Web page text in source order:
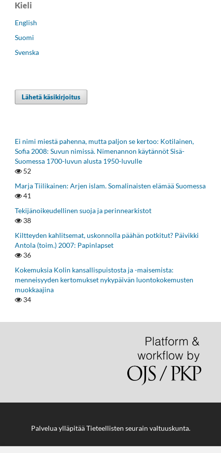
Kieli
English
Suomi
Svenska
Lähetä käsikirjoitus
Ei nimi miestä pahenna, mutta paljon se kertoo: Kotilainen,
Sofia 2008: Suvun nimissä. Nimenannon käytännöt Sisä-
Suomessa 1700-luvun alusta 1950-luvulle
52
Marja Tiilikainen: Arjen islam. Somalinaisten elämää Suomessa
41
Tekijänoikeudellinen suoja ja perinnearkistot
38
Kiltteyden kahlitsemat, uskonnolla päähän potkitut? Päivikki
Antola (toim.) 2007: Papinlapset
36
Kokemuksia Kolin kansallispuistosta ja -maisemista:
menneisyyden kertomukset nykypäivän luontokokemusten
muokkaajina
34
Palvelua ylläpitääTieteellisten seurain valtuuskunta.